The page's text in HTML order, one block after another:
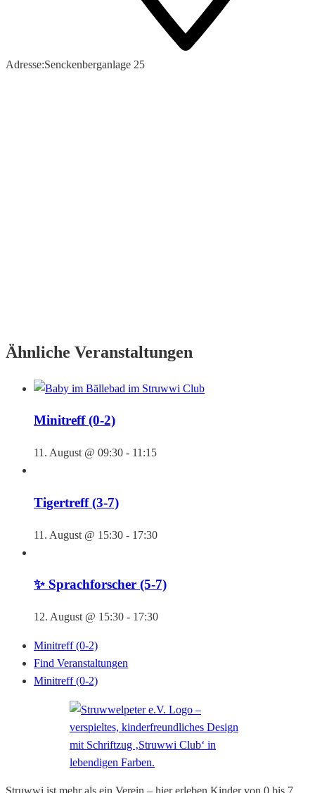
Adresse:Senckenberganlage 25
Ähnliche Veranstaltungen
Minitreff (0-2)
11. August @ 09:30 - 11:15
Tigertreff (3-7)
11. August @ 15:30 - 17:30
✨ Sprachforscher (5-7)
12. August @ 15:30 - 17:30
Minitreff (0-2)
Find Veranstaltungen
Minitreff (0-2)
Struwwi ist mehr als ein Verein – hier erleben Kinder von 0 bis 7